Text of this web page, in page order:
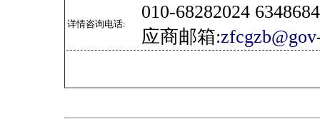
详情咨询电话:
010-68282024
应商邮箱: